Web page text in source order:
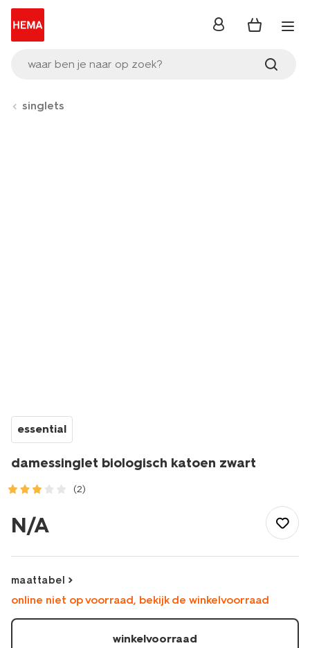
waar ben je naar op zoek?
inloggen
singlets
essential
damessinglet biologisch katoen zwart
(2)
tops/singlets/damessinglet-
biologisch-
zwart-
1000004704.html
N/A
maattabel
online niet op voorraad, bekijk de winkelvoorraad
winkelvoorraad